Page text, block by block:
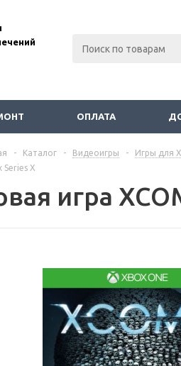
ОПЛАТА
- Каталог - Видеоигры - Игры для
Series X
игра